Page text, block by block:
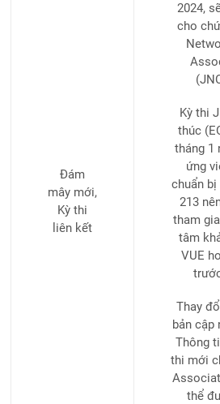
Đám
mây mới,
Kỳ thi
liên kết
2024,
cho
Kỳ thi
thúc
tháng 1
ứng
chuẩn
213
tham
tâm
VUE
Thay
bản cập
Thông
thi mới
thể